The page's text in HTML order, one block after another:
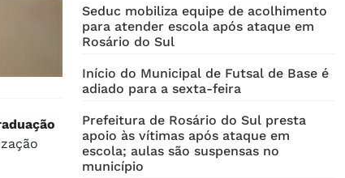
Seduc mobiliza equipe de acolhimento
para atender escola após ataque em
Rosário do Sul
Início do Municipal de Futsal de Base é
adiado para a sexta-feira
Prefeitura de Rosário do Sul presta
apoio às vítimas após ataque em
escola; aulas são suspensas no
município